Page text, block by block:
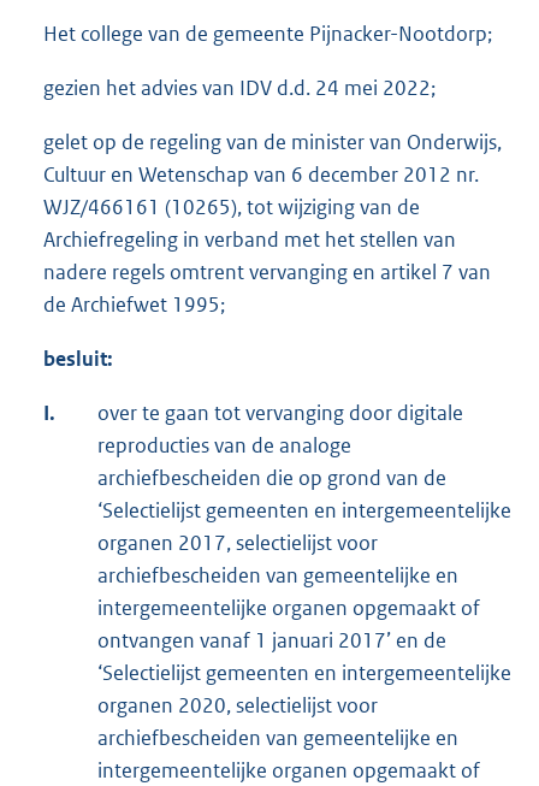
Het college van de gemeente Pijnacker-Nootdorp;
gezien het advies van IDV d.d. 24 mei 2022;
gelet op de regeling van de minister van Onderwijs,
Cultuur en Wetenschap van 6 december 2012 nr.
WJZ/466161 (10265), tot wijziging van de
Archiefregeling in verband met het stellen van
nadere regels omtrent vervanging en artikel 7 van
de Archiefwet 1995;
besluit:
I.
over te gaan tot vervanging door digitale
reproducties van de analoge
archiefbescheiden die op grond van de
‘Selectielijst gemeenten en intergemeentelijke
organen 2017, selectielijst voor
archiefbescheiden van gemeentelijke en
intergemeentelijke organen opgemaakt of
ontvangen vanaf 1 januari 2017’ en de
‘Selectielijst gemeenten en intergemeentelijke
organen 2020, selectielijst voor
archiefbescheiden van gemeentelijke en
intergemeentelijke organen opgemaakt of